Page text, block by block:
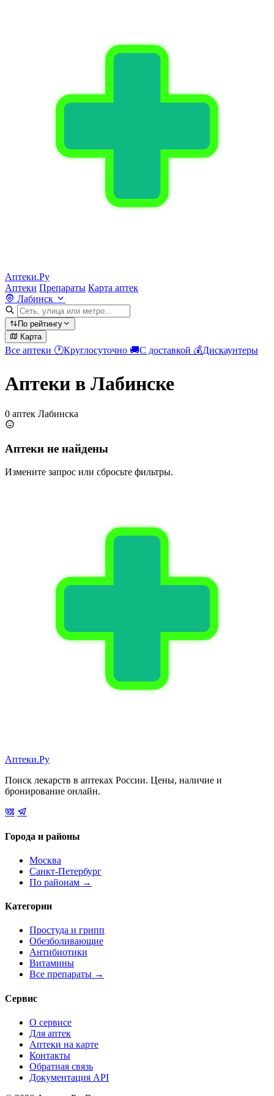
Аптеки.Ру
Аптеки Препараты Карта аптек
Лабинск
По рейтингу
Карта
Все аптеки 🕐Круглосуточно 🚚С доставкой 💰Дискаунтеры
Аптеки в Лабинске
0 аптек Лабинска
Аптеки не найдены
Измените запрос или сбросьте фильтры.
Аптеки.Ру
Поиск лекарств в аптеках России. Цены, наличие и
бронирование онлайн.
Города и районы
Москва
Санкт-Петербург
По районам →
Категории
Простуда и грипп
Обезболивающие
Антибиотики
Витамины
Все препараты →
Сервис
О сервисе
Для аптек
Аптеки на карте
Контакты
Обратная связь
Документация API